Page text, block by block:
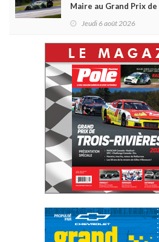
Maire au Grand Prix
Jeudi 6 août 2026